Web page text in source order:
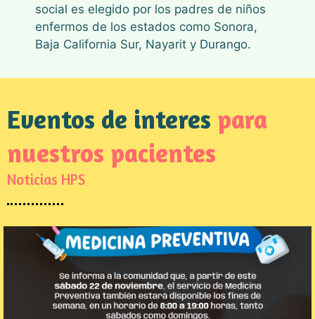
social es elegido por los padres de niños
enfermos de los estados como Sonora,
Baja California Sur, Nayarit y Durango.
Eventos de interes para
nuestros pacientes
Noticias HPS